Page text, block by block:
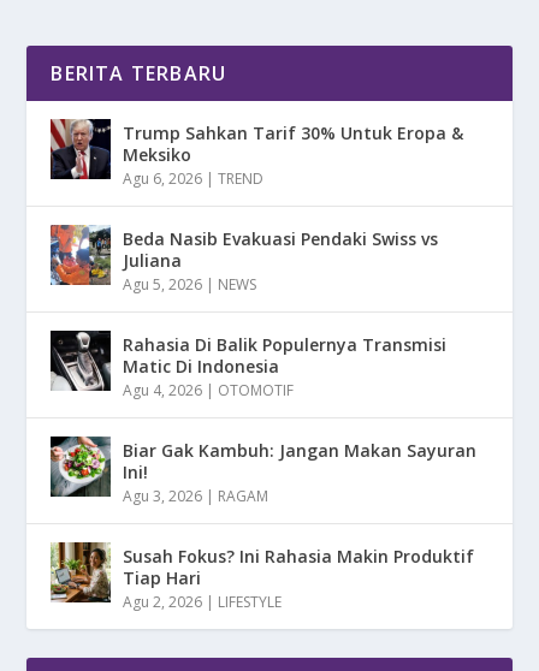
BERITA TERBARU
Trump Sahkan Tarif 30% Untuk Eropa &
Meksiko
Agu 6, 2026 |TREND
Beda Nasib Evakuasi Pendaki Swiss vs
Juliana
Agu 5, 2026 | NEWS
Rahasia Di Balik Populernya Transmisi
Matic Di Indonesia
Agu 4, 2026 | OTOMOTIF
Biar Gak Kambuh: Jangan Makan Sayuran
Ini!
Agu 3, 2026 | RAGAM
Susah Fokus? Ini Rahasia Makin Produktif
Tiap Hari
Agu 2, 2026 | LIFESTYLE